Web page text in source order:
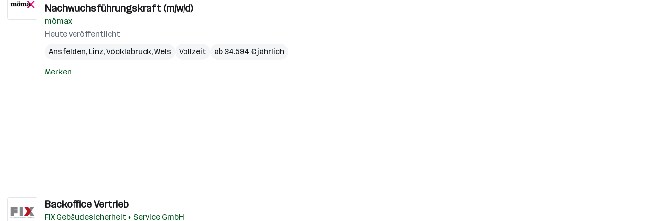
Nachwuchsführungskraft (m/w/d)
mömax
Heute veröffentlicht
Ansfelden, Linz,Vöcklabruck,Wels Vollzeit ab 34.594 € jährlich
Merken
Backoffice Vertrieb
FIX Gebäudesicherheit + Service GmbH